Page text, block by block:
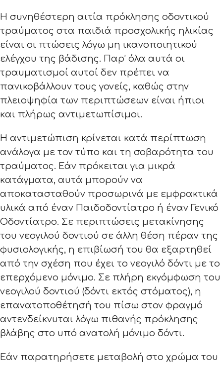
Η συνηθέστερη αιτία πρόκλησης οδοντικού
τραύματος στα παιδιά προσχολικής ηλικίας
είναι οι πτώσεις λόγω μη ικανοποιητικού
ελέγχου της βάδισης. Παρ’ όλα αυτά οι
τραυματισμοί αυτοί δεν πρέπει να
πανικοβάλλουν τους γονείς, καθώς στην
πλειοψηφία των περιπτώσεων είναι ήπιοι
και πλήρως αντιμετωπίσιμοι.
Η αντιμετώπιση κρίνεται κατά περίπτωση
ανάλογα με τον τύπο και τη σοβαρότητα του
τραύματος. Εάν πρόκειται για μικρά
κατάγματα, αυτά μπορούν να
αποκατασταθούν προσωρινά με εμφρακτικά
υλικά από έναν Παιδοδοντίατρο ή έναν Γενικό
Οδοντίατρο. Σε περιπτώσεις μετακίνησης
του νεογιλού δοντιού σε άλλη θέση πέραν της
φυσιολογικής, η επιβίωσή του θα εξαρτηθεί
από την σχέση που έχει το νεογιλό δόντι με το
επερχόμενο μόνιμο. Σε πλήρη εκγόμφωση του
νεογιλού δοντιού (δόντι εκτός στόματος), η
επανατοποθέτησή του πίσω στον φραγμό
αντενδείκνυται λόγω πιθανής πρόκλησης
βλάβης στο υπό ανατολή μόνιμο δόντι.
Εάν παρατηρήσετε μεταβολή στο χρώμα του